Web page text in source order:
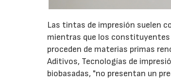
Las tintas de impresión suelen
mientras que los
proceden de materias primas
Aditivos, Tecnologías de
biobasadas, "no presentan un